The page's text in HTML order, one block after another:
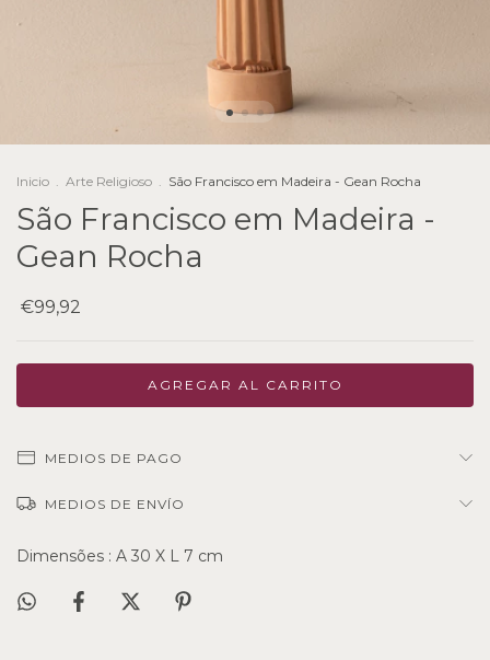
Inicio . Arte Religioso . São Francisco em Madeira - Gean Rocha
São Francisco em Madeira -
Gean Rocha
€99,92
MEDIOS DE PAGO
MEDIOS DE ENVÍO
Dimensões : A 30 X L 7 cm